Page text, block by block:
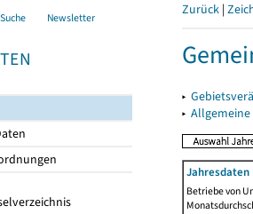
Suche Newsletter Zurück |
▸
▸
Jahresdaten
Betriebe von